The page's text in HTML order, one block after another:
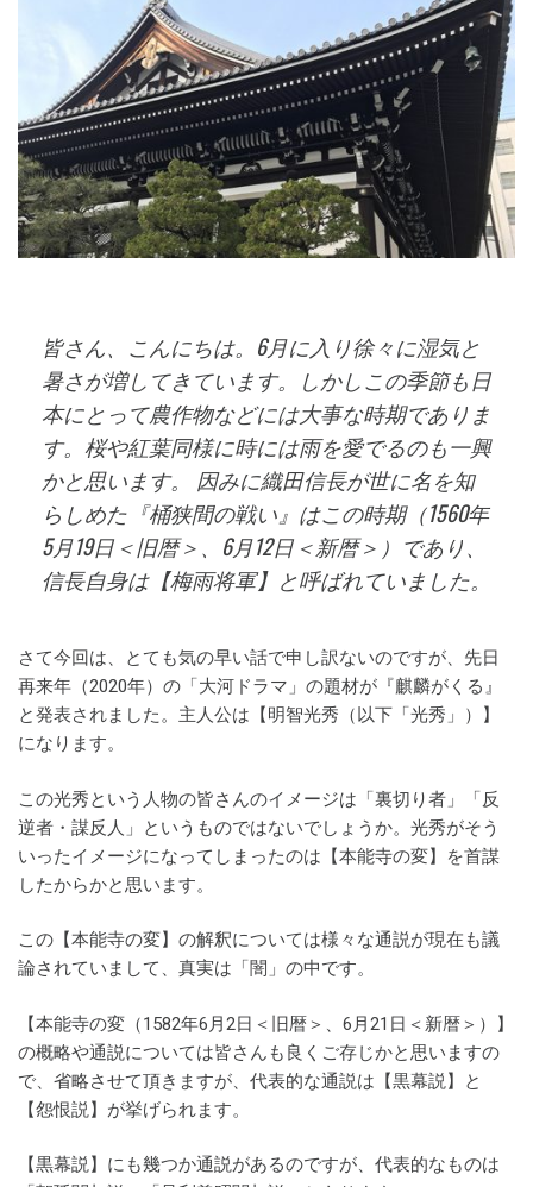
皆さん、こんにちは。6月に入り徐々に湿気と
暑さが増してきています。しかしこの季節も日
本にとって農作物などには大事な時期でありま
す。桜や紅葉同様に時には雨を愛でるのも一興
かと思います。 因みに織田信長が世に名を知
らしめた『桶狭間の戦い』はこの時期（1560年
5月19日＜旧暦＞、6月12日＜新暦＞）であり、
信長自身は【梅雨将軍】と呼ばれていました。
さて今回は、とても気の早い話で申し訳ないのですが、先日
再来年（2020年）の「大河ドラマ」の題材が『麒麟がくる』
と発表されました。主人公は【明智光秀（以下「光秀」）】
になります。
この光秀という人物の皆さんのイメージは「裏切り者」「反
逆者・謀反人」というものではないでしょうか。光秀がそう
いったイメージになってしまったのは【本能寺の変】を首謀
したからかと思います。
この【本能寺の変】の解釈については様々な通説が現在も議
論されていまして、真実は「闇」の中です。
【本能寺の変（1582年6月2日＜旧暦＞、6月21日＜新暦＞）】
の概略や通説については皆さんも良くご存じかと思いますの
で、省略させて頂きますが、代表的な通説は【黒幕説】と
【怨恨説】が挙げられます。
【黒幕説】にも幾つか通説があるのですが、代表的なものは